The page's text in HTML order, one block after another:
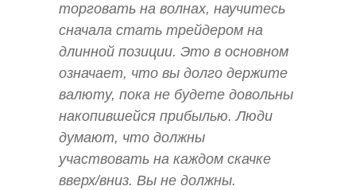
торговать на волнах, научитесь
сначала стать трейдером на
длинной позиции. Это в основном
означает, что вы долго держите
валюту, пока не будете довольны
накопившейся прибылью. Люди
думают, что должны
участвовать на каждом скачке
вверх/вниз. Вы не должны.